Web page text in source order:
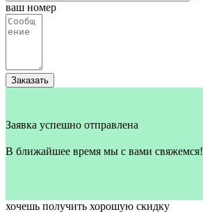
ваш номер
Заказать
Заявка успешно отправлена
В ближайшее время мы с вами свяжемся!
хочешь получить хорошую скидку